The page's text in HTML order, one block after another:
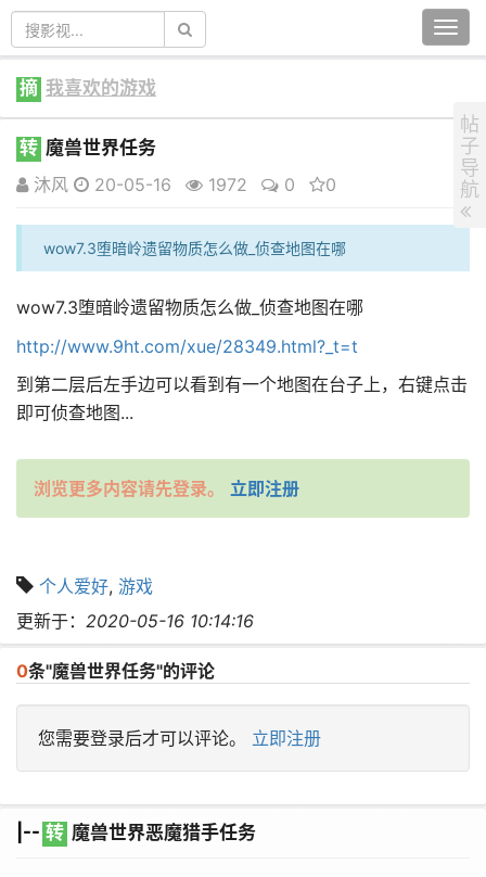
摘 我喜欢的游戏
转 魔兽世界任务
沐风
20-05-16 1972 0 0
wow7.3堕暗岭遗留物质怎么做_侦查地图在哪
wow7.3堕暗岭遗留物质怎么做_侦查地图在哪
http://www.9ht.com/xue/28349.html?_t=t
到第二层后左手边可以看到有一个地图在台子上，右键点击
即可侦查地图...
浏览更多内容请先登录。 立即注册
个人爱好, 游戏
更新于： 2020-05-16 10:14:16
0条"魔兽世界任务"的评论
您需要登录后才可以评论。 立即注册
|-- 转 魔兽世界恶魔猎手任务
帖
子
导
航